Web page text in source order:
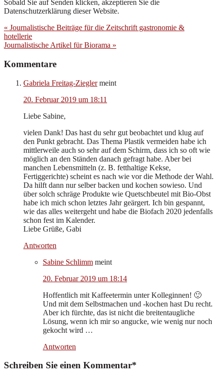
Sobald Sie auf Senden klicken, akzeptieren Sie die
Datenschutzerklärung dieser Website.
Vorheriger
Beitrag:
« Journalistische Beiträge für die Zeitschrift gastronomie &
hotellerie
Nächster
Journalistische Artikel für Biorama »
Interaktionen
Kommentare
Gabriela Freitag-Ziegler meint
20. Februar 2019 um 18:11
Liebe Sabine,
vielen Dank! Das hast du sehr gut beobachtet und klug auf
den Punkt gebracht. Das Thema Plastik vermeiden habe ich
mittlerweile auch so sehr auf dem Schirm, dass ich so oft wie
möglich an den Ständen danach gefragt habe. Aber bei
manchen Lebensmitteln (z. B. fetthaltige Kekse,
Fertiggerichte) scheint es nach wie vor die Methode der Wahl.
Da hilft dann nur selber backen und kochen sowieso. Und
über solch schräge Produkte wie Quetschbeutel mit Bio-Obst
habe ich mich schon letztes Jahr geärgert. Ich bin gespannt,
wie das alles weitergeht und habe die Biofach 2020 jedenfalls
schon fest im Kalender.
Liebe Grüße, Gabi
Antworten
Sabine Schlimm meint
20. Februar 2019 um 18:14
Hoffentlich mit Kaffeetermin unter Kolleginnen! 🙂
Und mit dem Selbstmachen und -kochen hast Du recht.
Aber ich fürchte, das ist nicht die breitentaugliche
Lösung, wenn ich mir so angucke, wie wenig nur noch
gekocht wird …
Antworten
Schreiben Sie einen Kommentar*